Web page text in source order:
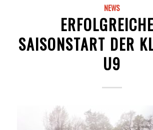
NEWS
SAISONSTART DER
U9